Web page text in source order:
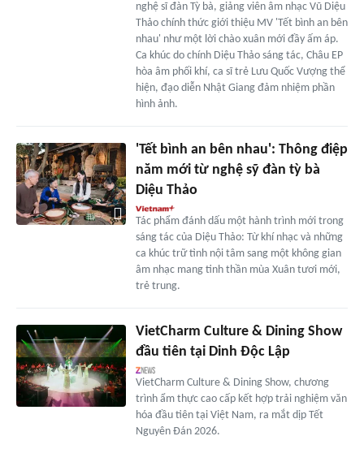
nghệ sĩ đàn Tỳ bà, giảng viên âm nhạc Vũ Diệu
Thảo chính thức giới thiệu MV 'Tết bình an bên
nhau' như một lời chào xuân mới đầy ấm áp.
Ca khúc do chính Diệu Thảo sáng tác, Châu EP
hòa âm phối khí, ca sĩ trẻ Lưu Quốc Vượng thể
hiện, đạo diễn Nhật Giang đảm nhiệm phần
hình ảnh.
'Tết bình an bên nhau': Thông điệp
năm mới từ nghệ sỹ đàn tỳ bà
Diệu Thảo
Tác phẩm đánh dấu một hành trình mới trong
sáng tác của Diệu Thảo: Từ khí nhạc và những
ca khúc trữ tình nội tâm sang một không gian
âm nhạc mang tinh thần mùa Xuân tươi mới,
trẻ trung.
VietCharm Culture & Dining Show
đầu tiên tại Dinh Độc Lập
VietCharm Culture & Dining Show, chương
trình ẩm thực cao cấp kết hợp trải nghiệm văn
hóa đầu tiên tại Việt Nam, ra mắt dịp Tết
Nguyên Đán 2026.